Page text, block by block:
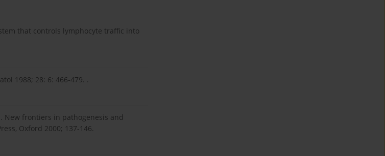
that controls lymphocyte traffic into
1988; 28: 6: 466-479. .
New frontiers in pathogenesis and
Oxford 2000; 137-146.